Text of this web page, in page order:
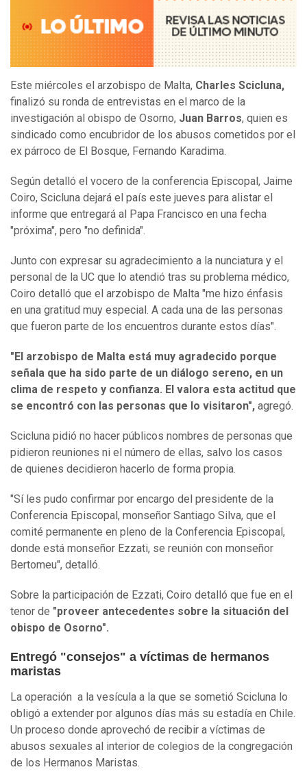
Este miércoles el arzobispo de Malta, Charles Scicluna,
finalizó su ronda de entrevistas en el marco de la
investigación al obispo de Osorno, Juan Barros, quien es
sindicado como encubridor de los abusos cometidos por el
ex párroco de El Bosque, Fernando Karadima.
Según detalló el vocero de la conferencia Episcopal, Jaime
Coiro, Scicluna dejará el país este jueves para alistar el
informe que entregará al Papa Francisco en una fecha
"próxima", pero "no definida".
Junto con expresar su agradecimiento a la nunciatura y el
personal de la UC que lo atendió tras su problema médico,
Coiro detalló que el arzobispo de Malta "me hizo énfasis
en una gratitud muy especial. A cada una de las personas
que fueron parte de los encuentros durante estos días".
"El arzobispo de Malta está muy agradecido porque
señala que ha sido parte de un diálogo sereno, en un
clima de respeto y confianza. El valora esta actitud que
se encontró con las personas que lo visitaron", agregó.
Scicluna pidió no hacer públicos nombres de personas que
pidieron reuniones ni el número de ellas, salvo los casos
de quienes decidieron hacerlo de forma propia.
"Sí les pudo confirmar por encargo del presidente de la
Conferencia Episcopal, monseñor Santiago Silva, que el
comité permanente en pleno de la Conferencia Episcopal,
donde está monseñor Ezzati, se reunión con monseñor
Bertomeu", detalló.
Sobre la participación de Ezzati, Coiro detalló que fue en el
tenor de "proveer antecedentes sobre la situación del
obispo de Osorno".
Entregó "consejos" a víctimas de hermanos
maristas
La operación a la vesícula a la que se sometió Scicluna lo
obligó a extender por algunos días más su estadía en Chile.
Un proceso donde aprovechó de recibir a víctimas de
abusos sexuales al interior de colegios de la congregación
de los Hermanos Maristas.